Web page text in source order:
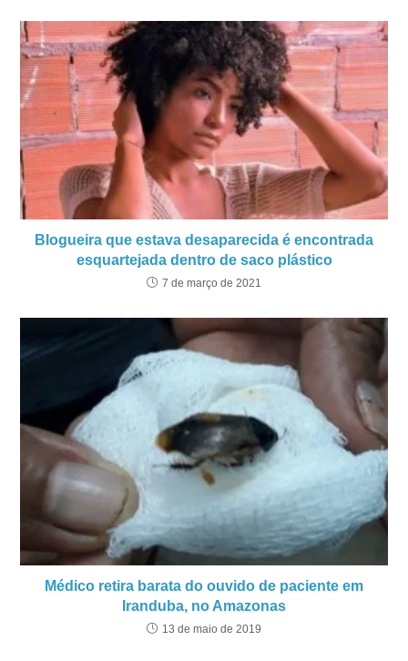
Blogueira que estava desaparecida é encontrada
esquartejada dentro de saco plástico
7 de março de 2021
Médico retira barata do ouvido de paciente em
Iranduba, no Amazonas
13 de maio de 2019